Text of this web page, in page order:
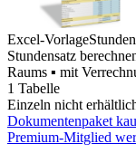
Excel-Vorlage
Stundensatz
Raums ▪ mit
1 Tabelle
Einzeln nicht
Dokumentenpaket
Premium-Mitglied